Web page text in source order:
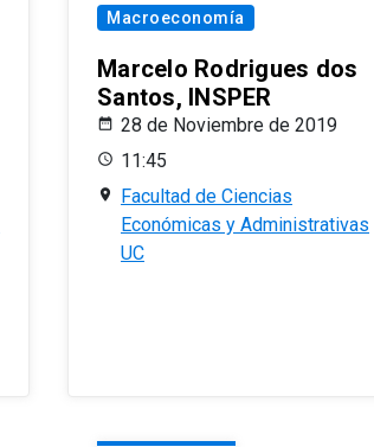
Macroeconomía
Marcelo Rodrigues dos
Santos, INSPER
28 de Noviembre de 2019
11:45
Facultad de Ciencias
Económicas y Administrativas
UC